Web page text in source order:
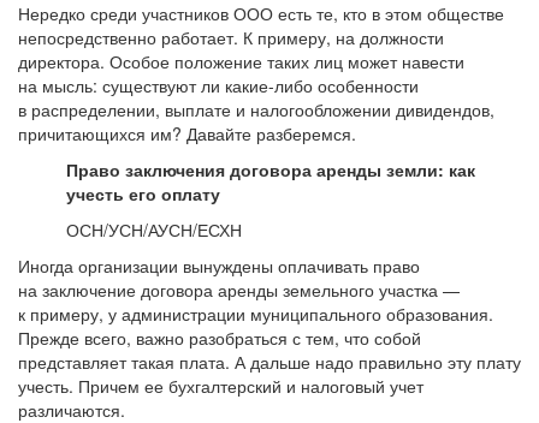
Нередко среди участников ООО есть те, кто в этом обществе
непосредственно работает. К примеру, на должности
директора. Особое положение таких лиц может навести
на мысль: существуют ли какие-либо особенности
в распределении, выплате и налогообложении дивидендов,
причитающихся им? Давайте разберемся.
Право заключения договора аренды земли: как
учесть его оплату
ОСН/УСН/АУСН/ЕСХН
Иногда организации вынуждены оплачивать право
на заключение договора аренды земельного участка —
к примеру, у администрации муниципального образования.
Прежде всего, важно разобраться с тем, что собой
представляет такая плата. А дальше надо правильно эту плату
учесть. Причем ее бухгалтерский и налоговый учет
различаются.